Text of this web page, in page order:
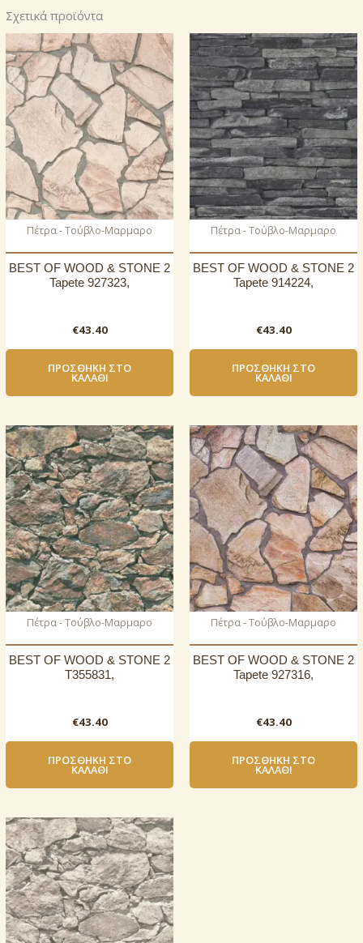
Σχετικά προϊόντα
Πέτρα - Τούβλο-Μαρμαρο
BEST OF WOOD & STONE 2
Tapete 927323,
€43.40
ΠΡΟΣΘΉΚΗ ΣΤΟ
ΚΑΛΆΘΙ
Πέτρα - Τούβλο-Μαρμαρο
BEST OF WOOD & STONE 2
Tapete 914224,
€43.40
ΠΡΟΣΘΉΚΗ ΣΤΟ
ΚΑΛΆΘΙ
Πέτρα - Τούβλο-Μαρμαρο
BEST OF WOOD & STONE 2
T355831,
€43.40
ΠΡΟΣΘΉΚΗ ΣΤΟ
ΚΑΛΆΘΙ
Πέτρα - Τούβλο-Μαρμαρο
BEST OF WOOD & STONE 2
Tapete 927316,
€43.40
ΠΡΟΣΘΉΚΗ ΣΤΟ
ΚΑΛΆΘΙ